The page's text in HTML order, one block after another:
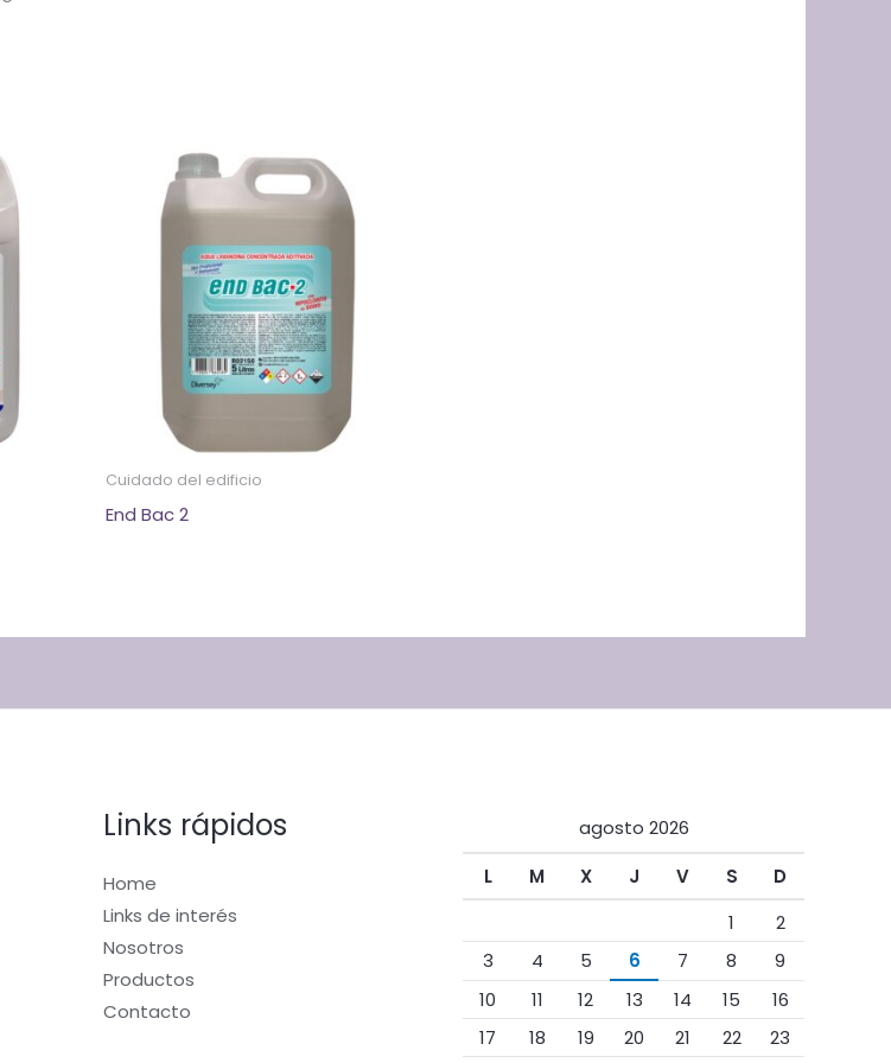
Cuidado del edificio
End Bac 2
Links rápidos
Home
Links de interés
Nosotros
Productos
Contacto
agosto 2026
L
M X J V S
D
1
2
3
4 5 6 7 8
9
10
11 12 13 14 15
16
17
18 19 20 21 22
23